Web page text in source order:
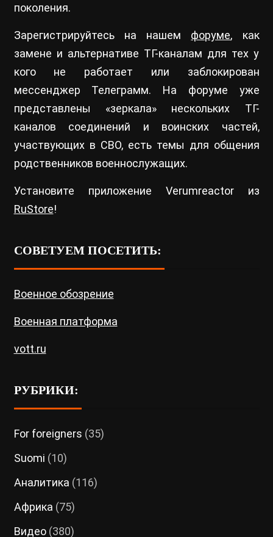
поколения.
Зарегистрируйтесь на нашем форуме, как
замене и альтернативе ТГ-каналам для тех у
кого не работает или заблокирован
мессенджер Телеграмм. На форуме уже
представлены «зеркала» нескольких ТГ-
каналов соединений и воинских частей,
участвующих в СВО, есть темы для общения
родственников военнослужащих.
Установите приложение Verumreactor из
RuStore!
СОВЕТУЕМ ПОСЕТИТЬ:
Военное обозрение
Военная платформа
vott.ru
РУБРИКИ:
For foreigners (35)
Suomi (10)
Аналитика (116)
Африка (75)
Видео(380)